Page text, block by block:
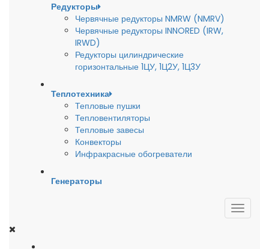
Редукторы
Червячные редукторы NMRW (NMRV)
Червячные редукторы INNORED (IRW,
IRWD)
Редукторы цилиндрические
горизонтальные 1ЦУ, 1Ц2У, 1Ц3У
Теплотехника
Тепловые пушки
Тепловентиляторы
Тепловые завесы
Конвекторы
Инфракрасные обогреватели
Генераторы